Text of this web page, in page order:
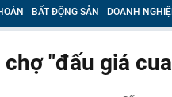
18:28
Sắc đỏ bao
18:27
Sao nữ mất
18:26
Bất ngờ:
slogan nổi
Vì sao nhiều
BẤT ĐỘNG SẢN DOANH
"đấu giá